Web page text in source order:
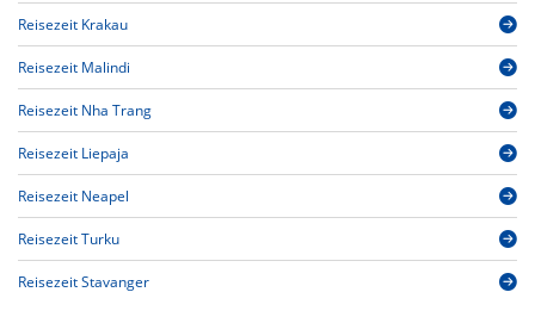
Reisezeit Krakau
Reisezeit Malindi
Reisezeit Nha Trang
Reisezeit Liepaja
Reisezeit Neapel
Reisezeit Turku
Reisezeit Stavanger